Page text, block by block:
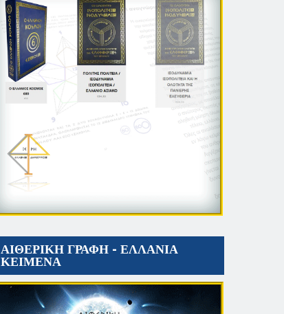
ΑΙΘΕΡΙΚΗ ΓΡΑΦΗ - ΕΛΛΑΝΙΑ
ΚΕΙΜΕΝΑ